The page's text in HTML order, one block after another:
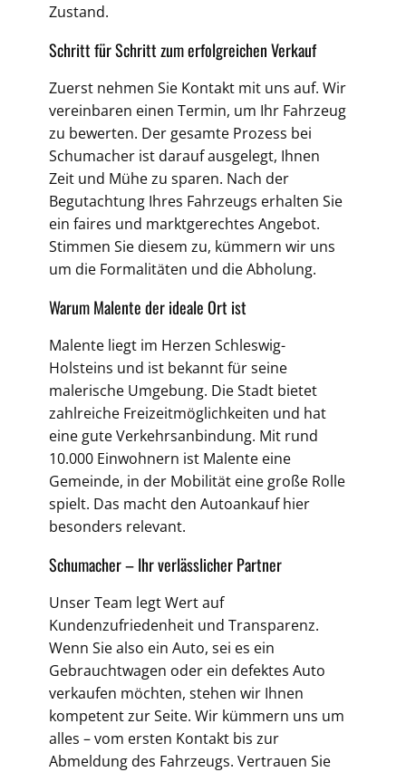
Zustand.
Schritt für Schritt zum erfolgreichen Verkauf
Zuerst nehmen Sie Kontakt mit uns auf. Wir
vereinbaren einen Termin, um Ihr Fahrzeug
zu bewerten. Der gesamte Prozess bei
Schumacher ist darauf ausgelegt, Ihnen
Zeit und Mühe zu sparen. Nach der
Begutachtung Ihres Fahrzeugs erhalten Sie
ein faires und marktgerechtes Angebot.
Stimmen Sie diesem zu, kümmern wir uns
um die Formalitäten und die Abholung.
Warum Malente der ideale Ort ist
Malente liegt im Herzen Schleswig-
Holsteins und ist bekannt für seine
malerische Umgebung. Die Stadt bietet
zahlreiche Freizeitmöglichkeiten und hat
eine gute Verkehrsanbindung. Mit rund
10.000 Einwohnern ist Malente eine
Gemeinde, in der Mobilität eine große Rolle
spielt. Das macht den Autoankauf hier
besonders relevant.
Schumacher – Ihr verlässlicher Partner
Unser Team legt Wert auf
Kundenzufriedenheit und Transparenz.
Wenn Sie also ein Auto, sei es ein
Gebrauchtwagen oder ein defektes Auto
verkaufen möchten, stehen wir Ihnen
kompetent zur Seite. Wir kümmern uns um
alles – vom ersten Kontakt bis zur
Abmeldung des Fahrzeugs. Vertrauen Sie